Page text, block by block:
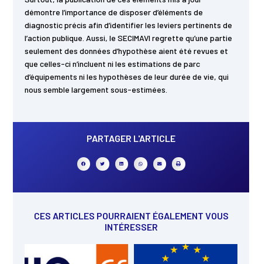
démontre l’importance de disposer d’éléments de
diagnostic précis afin d’identifier les leviers pertinents de
l’action publique. Aussi, le SECIMAVI regrette qu’une partie
seulement des données d’hypothèse aient été revues et
que celles-ci n’incluent ni les estimations de parc
d’équipements ni les hypothèses de leur durée de vie, qui
nous semble largement sous-estimées.
PARTAGER L'ARTICLE
CES ARTICLES POURRAIENT ÉGALEMENT VOUS
INTÉRESSER